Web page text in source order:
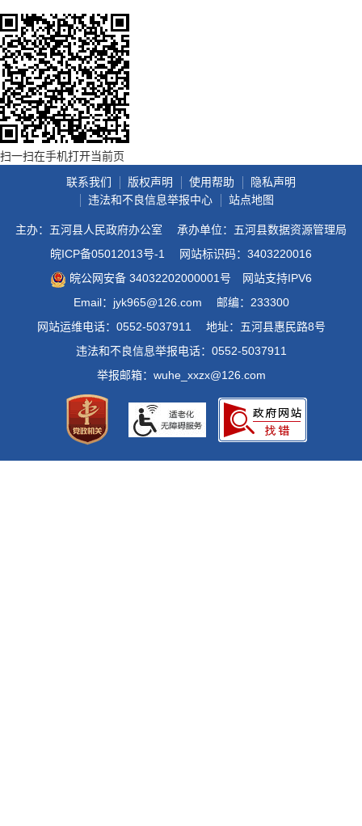
扫一扫在手机打开当前页
联系我们
版权声明 使用帮助
隐私声明
违法和不良信息举报中心
站点地图
主办：五河县人民政府办公室
承办单位：五河县数据资源管理局
皖ICP备05012013号-1
网站标识码：3403220016
皖公网安备 34032202000001号
网站支持IPV6
Email：jyk965@126.com
邮编：233300
网站运维电话：0552-5037911
地址：五河县惠民路8号
违法和不良信息举报电话：0552-5037911
举报邮箱：wuhe_xxzx@126.com